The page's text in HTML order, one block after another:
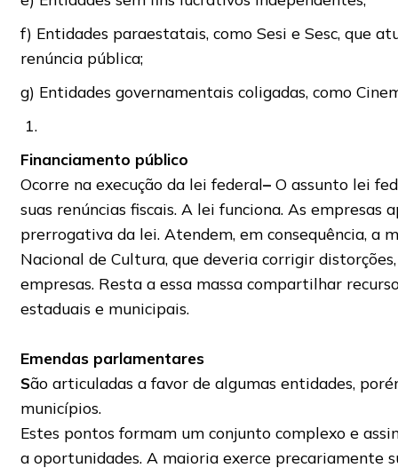
f) Entidades paraestatais, como Sesi e Sesc, que
renúncia pública;
g) Entidades governamentais coligadas, como
Financiamento público
Ocorre na execução da lei federal–O assunto lei
suas renúncias fiscais. A lei funciona. As empresas
prerrogativa da lei. Atendem, em consequência, a
Nacional de Cultura, que deveria corrigir
empresas. Resta a essa massa compartilhar
estaduais e municipais.
Emendas parlamentares
São articuladas a favor de algumas entidades,
municípios.
Estes pontos formam um conjunto complexo e
a oportunidades. A maioria exerce precariamente